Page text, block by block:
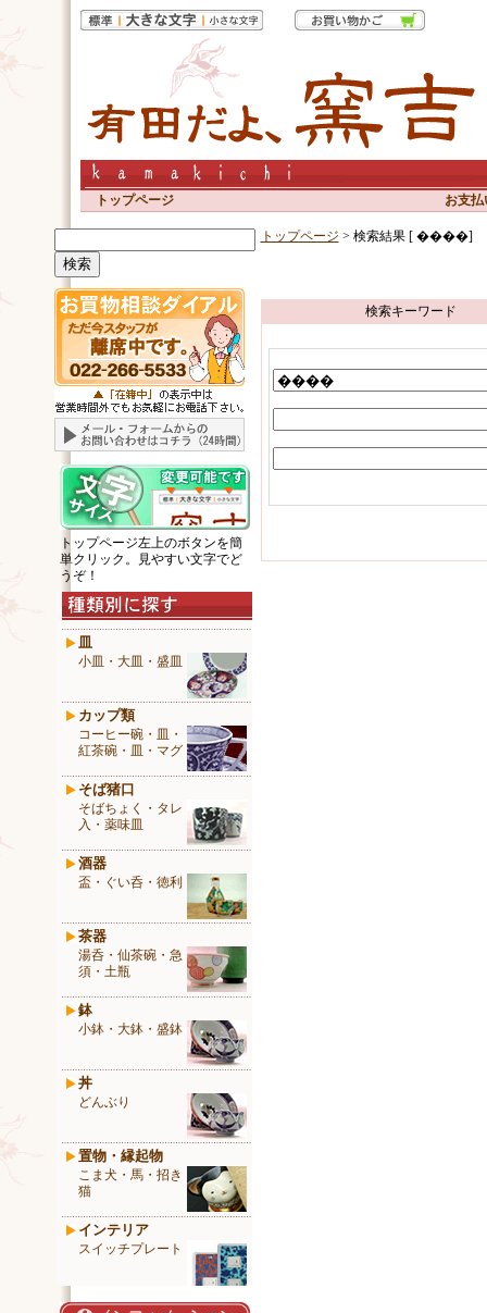
トップページ お支
トップページ左上のボタンを簡
単クリック。見やすい文字でど
うぞ！
皿
小皿・大皿・盛皿
カップ類
コーヒー碗・皿・
紅茶碗・皿・マグ
そば猪口
そばちょく・タレ
入・薬味皿
酒器
盃・ぐい呑・徳利
茶器
湯呑・仙茶碗・急
須・土瓶
鉢
小鉢・大鉢・盛鉢
丼
どんぶり
置物・縁起物
こま犬・馬・招き
猫
インテリア
スイッチプレート
トップページ > 検索結果 [ ����]
検索キーワード